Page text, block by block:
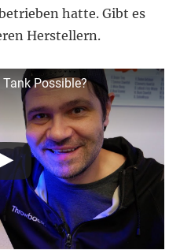
hatte. Gibt es
Herstellern.
Possible?